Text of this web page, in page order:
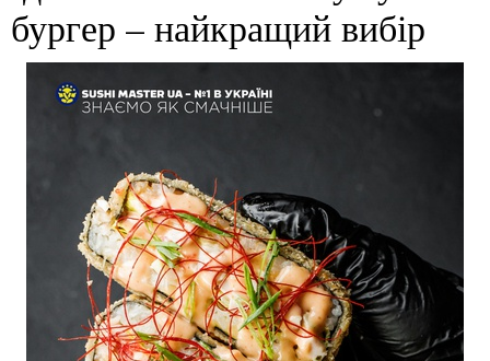
бургер – найкращий вибір